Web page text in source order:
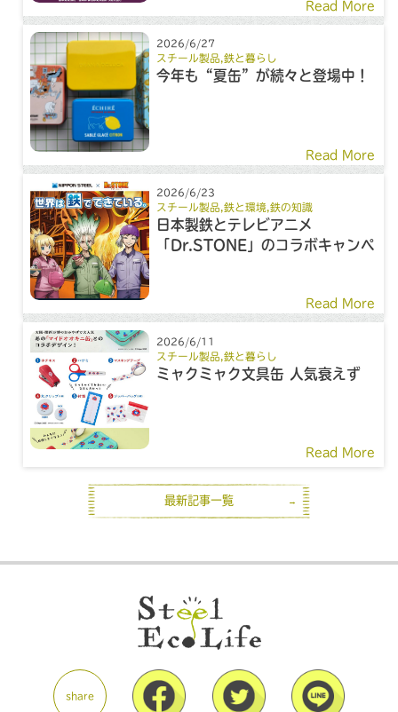
Read More
2026/6/27
スチール製品,鉄と暮らし
今年も“夏缶”が続々と登場中！
Read More
2026/6/23
スチール製品 ,鉄と環境 ,鉄の知識
日本製鉄とテレビアニメ
「Dr.STONE」のコラボキャンペ
Read More
2026/6/11
スチール製品 ,鉄と暮らし
ミャクミャク文具缶 人気衰えず
Read More
最新記事一覧
share